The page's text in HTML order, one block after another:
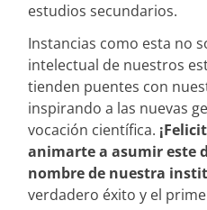
estudios secundarios.
Instancias como esta no
intelectual de nuestros
tienden puentes con
inspirando a las nuevas
vocación científica.
animarte a asumir este
nombre de nuestra
verdadero éxito y el